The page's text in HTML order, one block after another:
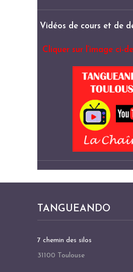
Vidéos de cours et de
Cliquer sur l’image ci-
TANGUEANDO
7 chemin des silos
31100 Toulouse